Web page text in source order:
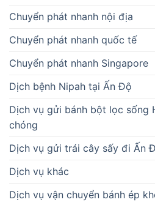
Chuyển phát nhanh nội địa
Chuyển phát nhanh quốc tế
Chuyển phát nhanh Singapore
Dịch bệnh Nipah tại Ấn Độ
Dịch vụ gửi bánh bột lọc sống
chóng
Dịch vụ gửi trái cây sấy đi Ấn
Dịch vụ khác
Dịch vụ vận chuyển bánh ép